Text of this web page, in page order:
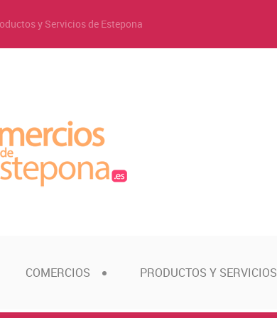
y Servicios de Estepona
COMERCIOS PRODUCTOS Y SERVICIOS